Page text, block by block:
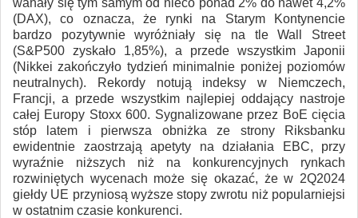
(DAX), co oznacza, że rynki na Starym Kontynencie
bardzo pozytywnie wyróżniały się na tle Wall Street
(S&P500 zyskało 1,85%), a przede wszystkim Japonii
(Nikkei zakończyło tydzień minimalnie poniżej poziomów
neutralnych). Rekordy notują indeksy w Niemczech,
Francji, a przede wszystkim najlepiej oddający nastroje
całej Europy Stoxx 600. Sygnalizowane przez BoE cięcia
stóp latem i pierwsza obniżka ze strony Riksbanku
ewidentnie zaostrzają apetyty na działania EBC, przy
wyraźnie niższych niż na konkurencyjnych rynkach
rozwiniętych wycenach może się okazać, że w 2Q2024
giełdy UE przyniosą wyższe stopy zwrotu niż popularniejsi
w ostatnim czasie konkurenci.